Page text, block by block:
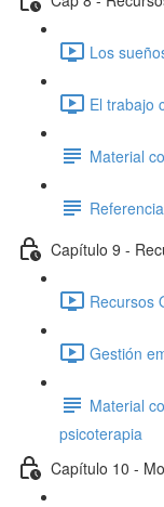
Los
El trabajo
Material
Capítulo 9 -
Recursos
Gestión
Material
psicoterapia
Capítulo 10 -